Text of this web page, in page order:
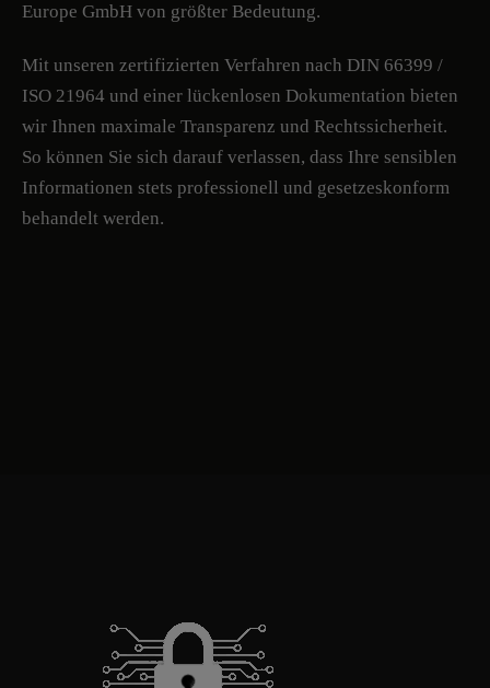
Europe GmbH von größter Bedeutung.
Mit unseren zertifizierten Verfahren nach DIN 66399 /
ISO 21964 und einer lückenlosen Dokumentation bieten
wir Ihnen maximale Transparenz und Rechtssicherheit.
So können Sie sich darauf verlassen, dass Ihre sensiblen
Informationen stets professionell und gesetzeskonform
behandelt werden.